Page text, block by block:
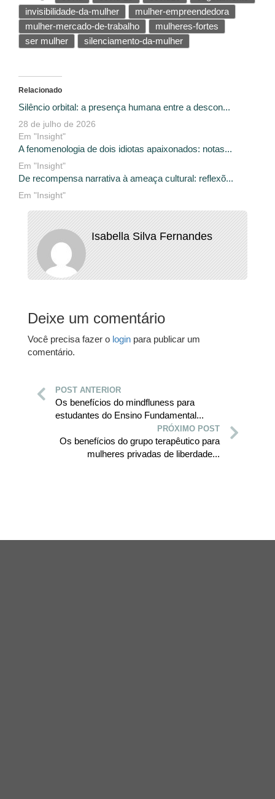
invisibilidade-da-mulher
mulher-empreendedora
mulher-mercado-de-trabalho
mulheres-fortes
ser mulher
silenciamento-da-mulher
Relacionado
Silêncio orbital: a presença humana entre a descon...
28 de julho de 2026
Em "Insight"
A fenomenologia de dois idiotas apaixonados: notas...
Em "Insight"
De recompensa narrativa à ameaça cultural: reflexõ...
Em "Insight"
Isabella Silva Fernandes
Deixe um comentário
Você precisa fazer o login para publicar um
comentário.
POST ANTERIOR
Os benefícios do mindfluness para
estudantes do Ensino Fundamental...
PRÓXIMO POST
Os benefícios do grupo terapêutico para
mulheres privadas de liberdade...